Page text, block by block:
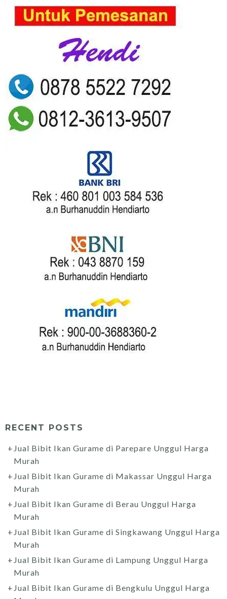
RECENT POSTS
Jual Bibit Ikan Gurame di Parepare Unggul Harga
Murah
Jual Bibit Ikan Gurame di Makassar Unggul Harga
Murah
Jual Bibit Ikan Gurame di Berau Unggul Harga
Murah
Jual Bibit Ikan Gurame di Singkawang Unggul Harga
Murah
Jual Bibit Ikan Gurame di Lampung Unggul Harga
Murah
Jual Bibit Ikan Gurame di Bengkulu Unggul Harga